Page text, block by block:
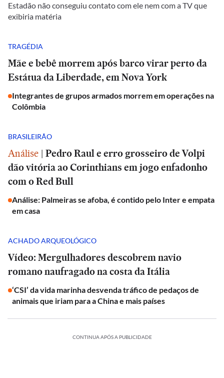
Estadão não conseguiu contato com ele nem com a TV que
exibiria matéria
TRAGÉDIA
Mãe e bebê morrem após barco virar perto da
Estátua da Liberdade, em Nova York
Integrantes de grupos armados morrem em operações na
Colômbia
BRASILEIRÃO
Análise | Pedro Raul e erro grosseiro de Volpi
dão vitória ao Corinthians em jogo enfadonho
com o Red Bull
Análise: Palmeiras se afoba, é contido pelo Inter e empata
em casa
ACHADO ARQUEOLÓGICO
Vídeo: Mergulhadores descobrem navio
romano naufragado na costa da Itália
‘CSI’ da vida marinha desvenda tráfico de pedaços de
animais que iriam para a China e mais países
CONTINUA APÓS A PUBLICIDADE